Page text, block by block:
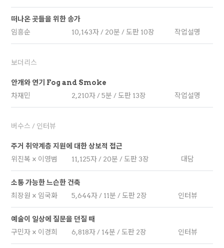
떠나온 곳들을 위한 송가
임흥순
10,143자 / 20분 / 도판 10장 작업설명
보더리스
안개와 연기 Fog and Smoke
차재민
2,210자 / 5분 / 도판 13장 작업설명
버수스 / 인터뷰
주거 취약계층 지원에 대한 상보적 접근
위진복 × 이영범
11,125자 / 20분 / 도판 3장 대담
소통 가능한 느슨한 건축
최장원 × 임국화
5,644자 / 11분 / 도판 2장 인터뷰
예술이 일상에 질문을 던질 때
구민자 × 이경희
6,818자 / 14분 / 도판 2장 인터뷰